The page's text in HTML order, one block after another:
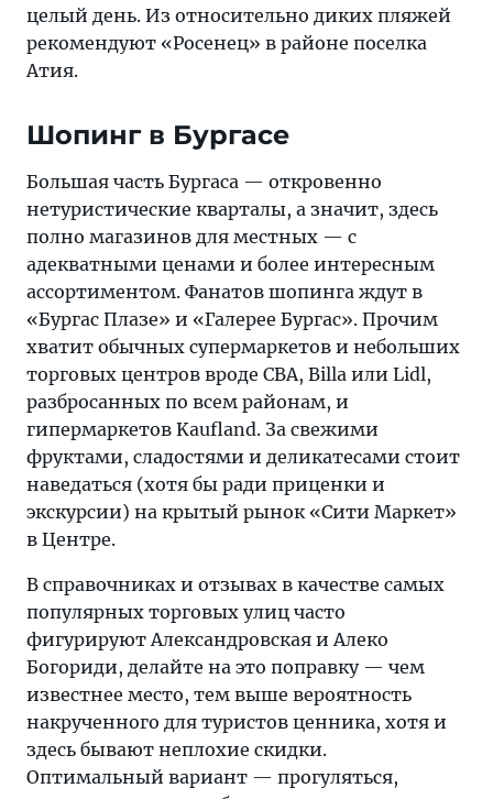
целый день. Из относительно диких пляжей
рекомендуют «Росенец» в районе поселка
Атия.
Шопинг в Бургасе
Большая часть Бургаса — откровенно
нетуристические кварталы, а значит, здесь
полно магазинов для местных — с
адекватными ценами и более интересным
ассортиментом. Фанатов шопинга ждут в
«Бургас Плазе» и «Галерее Бургас». Прочим
хватит обычных супермаркетов и небольших
торговых центров вроде CBA, Billa или Lidl,
разбросанных по всем районам, и
гипермаркетов Kaufland. За свежими
фруктами, сладостями и деликатесами стоит
наведаться (хотя бы ради приценки и
экскурсии) на крытый рынок «Сити Маркет»
в Центре.
В справочниках и отзывах в качестве самых
популярных торговых улиц часто
фигурируют Александровская и Алеко
Богориди, делайте на это поправку — чем
известнее место, тем выше вероятность
накрученного для туристов ценника, хотя и
здесь бывают неплохие скидки.
Оптимальный вариант — прогуляться,